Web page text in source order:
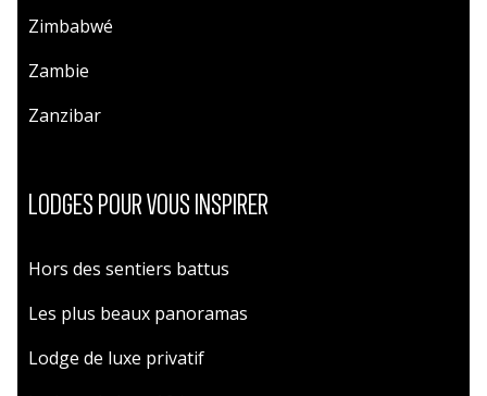
Zimbabwé
Zambie
Zanzibar
LODGES POUR VOUS INSPIRER
Hors des sentiers battus
Les plus beaux panoramas
Lodge de luxe privatif